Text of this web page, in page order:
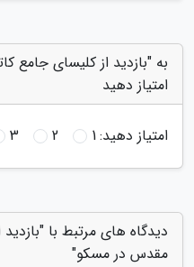
به "بازدید از کلیسای
امتیاز دهید
امتیاز دهید:1
2
3
دیدگاه های مرتبط با
مقدس در مسکو"